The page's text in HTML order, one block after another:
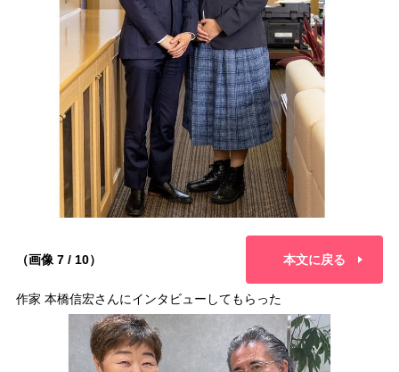
（画像 7 / 10） 本文に戻る
作家 本橋信宏さんにインタビューしてもらった